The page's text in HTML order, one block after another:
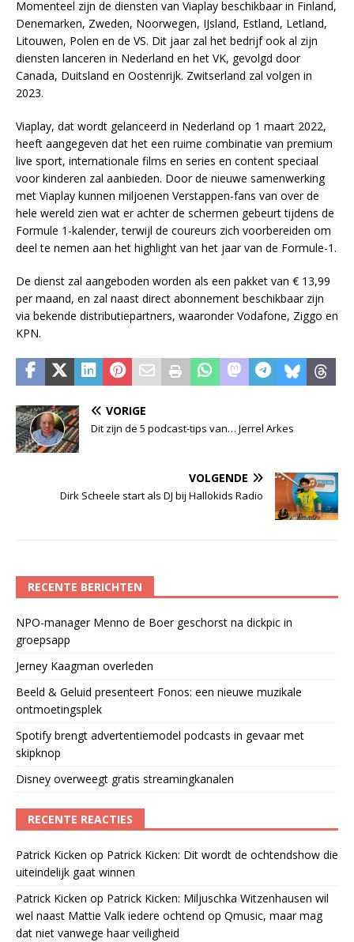
Momenteel zijn de diensten van Viaplay beschikbaar in Finland,
Denemarken, Zweden, Noorwegen, IJsland, Estland, Letland,
Litouwen, Polen en de VS. Dit jaar zal het bedrijf ook al zijn
diensten lanceren in Nederland en het VK, gevolgd door
Canada, Duitsland en Oostenrijk. Zwitserland zal volgen in
2023.
Viaplay, dat wordt gelanceerd in Nederland op 1 maart 2022,
heeft aangegeven dat het een ruime combinatie van premium
live sport, internationale films en series en content speciaal
voor kinderen zal aanbieden. Door de nieuwe samenwerking
met Viaplay kunnen miljoenen Verstappen-fans van over de
hele wereld zien wat er achter de schermen gebeurt tijdens de
Formule 1-kalender, terwijl de coureurs zich voorbereiden om
deel te nemen aan het highlight van het jaar van de Formule-1.
De dienst zal aangeboden worden als een pakket van € 13,99
per maand, en zal naast direct abonnement beschikbaar zijn
via bekende distributiepartners, waaronder Vodafone, Ziggo en
KPN.
VORIGE
Dit zijn de 5 podcast-tips van… Jerrel Arkes
VOLGENDE
Dirk Scheele start als DJ bij Hallokids Radio
RECENTE BERICHTEN
NPO-manager Menno de Boer geschorst na dickpic in
groepsapp
Jerney Kaagman overleden
Beeld & Geluid presenteert Fonos: een nieuwe muzikale
ontmoetingsplek
Spotify brengt advertentiemodel podcasts in gevaar met
skipknop
Disney overweegt gratis streamingkanalen
RECENTE REACTIES
Patrick Kicken op Patrick Kicken: Dit wordt de ochtendshow die
uiteindelijk gaat winnen
Patrick Kicken op Patrick Kicken: Miljuschka Witzenhausen wil
wel naast Mattie Valk iedere ochtend op Qmusic, maar mag
dat niet vanwege haar veiligheid